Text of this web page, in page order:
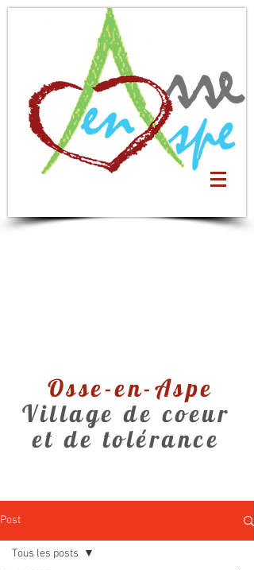
Osse-en-Aspe
Village de coeur
et de tolérance
Post
Tous les posts